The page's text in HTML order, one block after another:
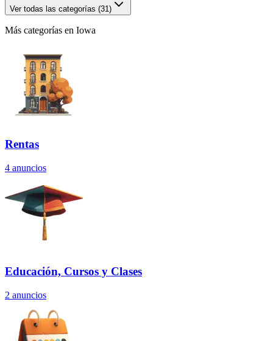
Ver todas las categorías (31)
Más categorías en Iowa
Rentas
4 anuncios
Educación, Cursos y Clases
2 anuncios